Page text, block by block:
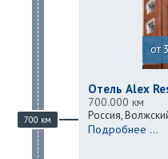
700 км
от
Отель Alex
700.000 км
Россия,
Подробнее ...